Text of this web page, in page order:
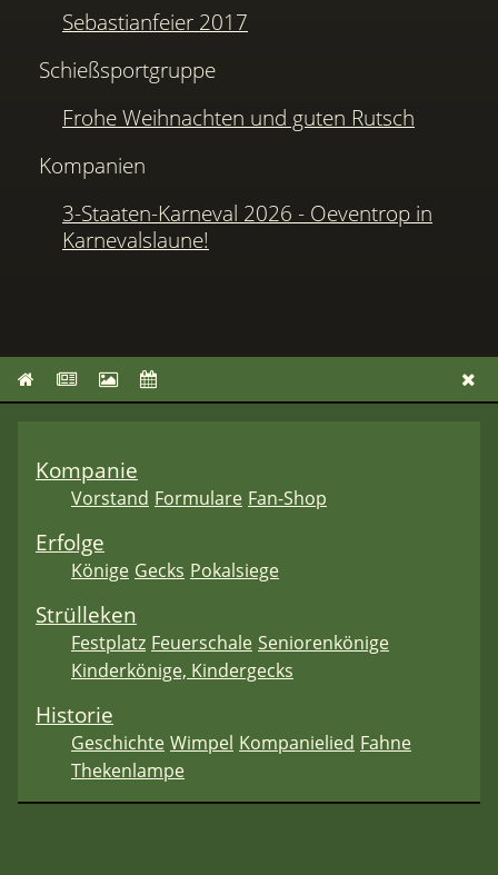
Sebastianfeier 2017
Schießsportgruppe
Frohe Weihnachten und guten Rutsch
Kompanien
3-Staaten-Karneval 2026 - Oeventrop in
Karnevalslaune!
Kompanie
Vorstand Formulare Fan-Shop
Erfolge
Könige Gecks Pokalsiege
Strülleken
Festplatz Feuerschale Seniorenkönige
Kinderkönige, Kindergecks
Historie
Geschichte Wimpel Kompanielied Fahne
Thekenlampe